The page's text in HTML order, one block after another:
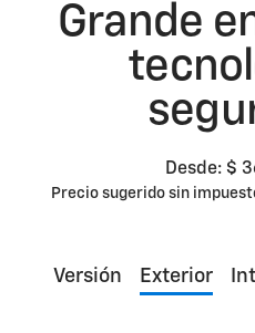
Grande
Desde: $
Precio sugerido sin
Versión Exterior